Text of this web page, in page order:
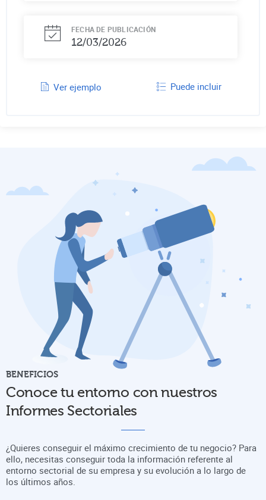
FECHA DE PUBLICACIÓN
12/03/2026
Ver ejemplo Puede incluir
BENEFICIOS
Conoce tu entorno con nuestros
Informes Sectoriales
¿Quieres conseguir el máximo crecimiento de tu negocio? Para
ello, necesitas conseguir toda la información referente al
entorno sectorial de su empresa y su evolución a lo largo de
los últimos años.